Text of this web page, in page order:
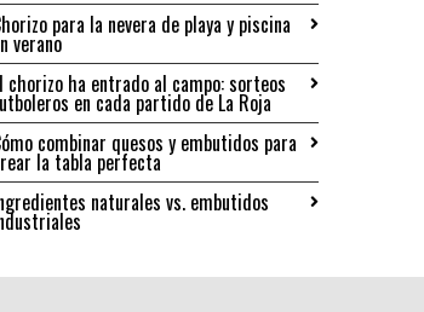
para la nevera de playa y piscina
verano
chorizo ha entrado al campo: sorteos
en cada partido de La Roja
combinar quesos y embutidos para
la tabla perfecta
naturales vs. embutidos